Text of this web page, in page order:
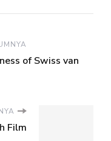
of Swiss van
Film